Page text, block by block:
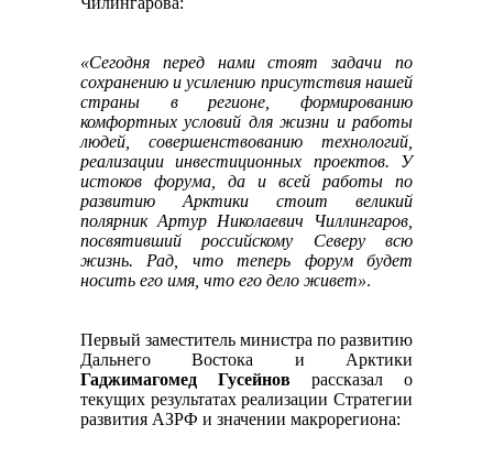
«Сегодня перед нами стоят задачи по
сохранению и усилению присутствия нашей
страны в регионе, формированию
комфортных условий для жизни и работы
людей, совершенствованию технологий,
реализации инвестиционных проектов. У
истоков форума, да и всей работы по
развитию Арктики стоит великий
полярник Артур Николаевич Чиллингаров,
посвятивший российскому Северу всю
жизнь. Рад, что теперь форум будет
носить его имя, что его дело живет».
Первый заместитель министра по развитию
Дальнего Востока и Арктики
Гаджимагомед Гусейноврассказал о
текущих результатах реализации Стратегии
развития АЗРФ и значении макрорегиона: